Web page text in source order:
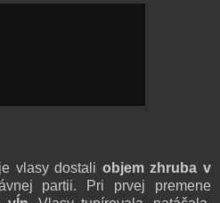
vlasy dostali objem zhruba v
partii. Pri prvej premene